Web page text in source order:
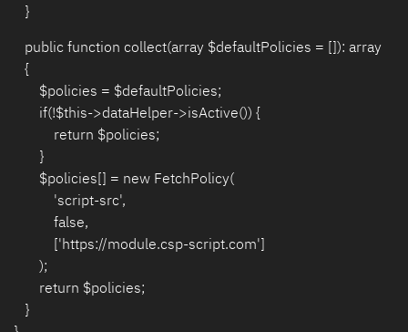
}
public function collect(array $defaultPolicies = []): array
{
$policies = $defaultPolicies;
if(!$this->dataHelper->isActive()) {
return $policies;
}
$policies[] = new FetchPolicy(
'script-src',
false,
['https://module.csp-script.com']
);
return $policies;
}